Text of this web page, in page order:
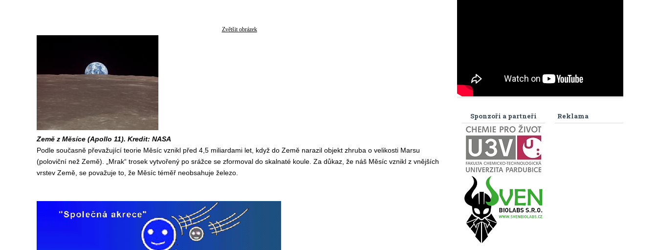
Zvětšit obrázek
Země z Měsíce (Apollo 11). Kredit: NASA
Podle současně převažující teorie Měsíc vznikl před 4,5 miliardami let, když do Země narazil objekt zhruba o velikosti Marsu
(poloviční než Země). „Mrak“ trosek vytvořený po srážce se zformoval do skalnaté koule. Za důkaz, že náš Měsíc vznikl z vnějších
vrstev Země, se považuje to, že Měsíc téměř neobsahuje železo.
Reklama
Sponzoři a partneři